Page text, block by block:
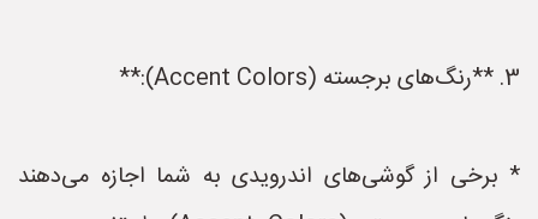
3. **رنگ‌های برجسته (Accent Colors):**
* برخی از گوشی‌های اندرویدی به شما اجازه می‌دهند